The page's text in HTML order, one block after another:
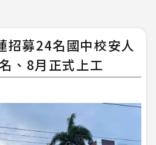
招募24名國中校安人
、8月正式上工